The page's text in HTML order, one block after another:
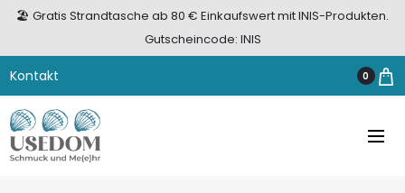
🏖️ Gratis Strandtasche ab 80 € Einkaufswert mit INIS-Produkten.
Gutscheincode: INIS
Kontakt 0